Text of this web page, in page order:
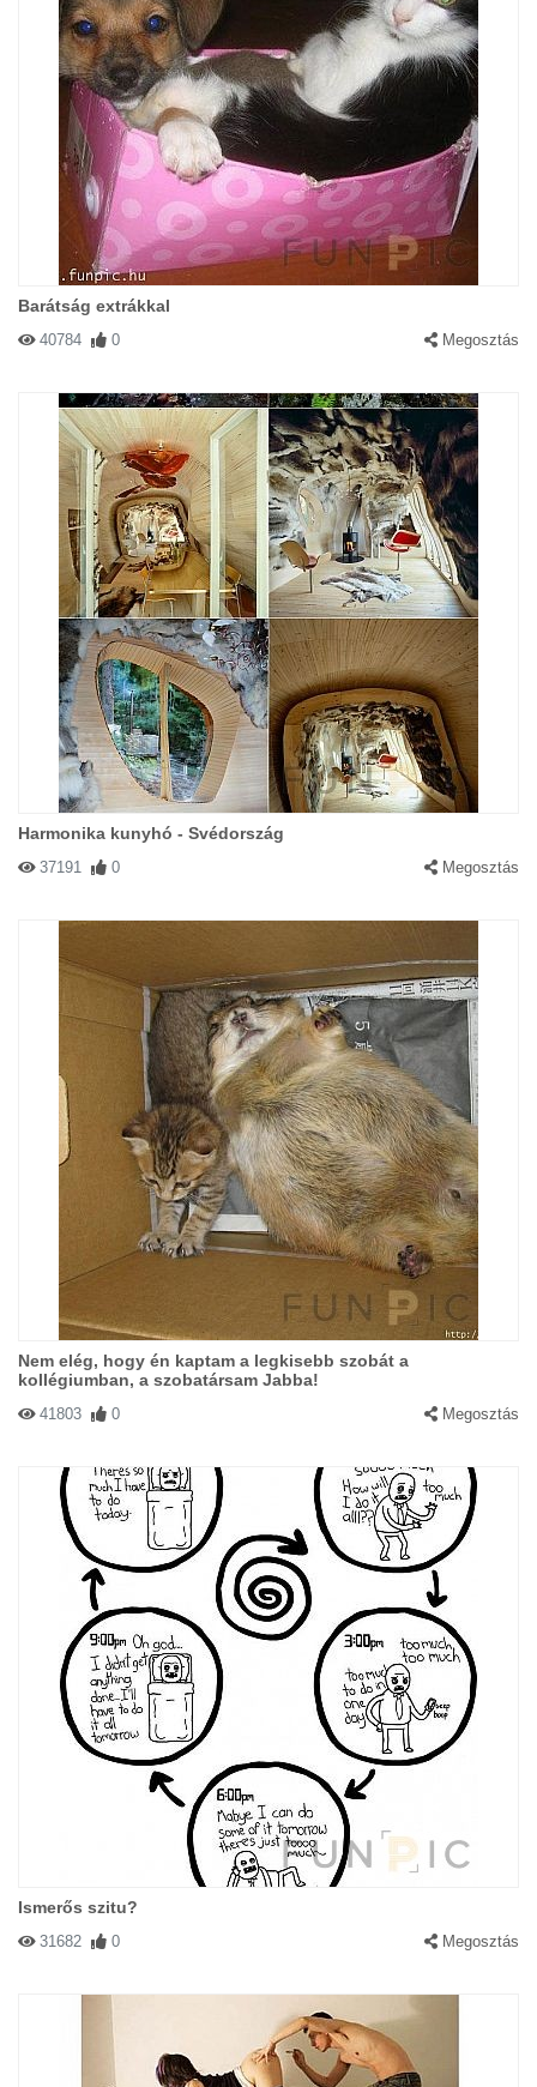
Barátság extrákkal
40784 0 Megosztás
Harmonika kunyhó - Svédország
37191 0 Megosztás
Nem elég, hogy én kaptam a legkisebb szobát a
kollégiumban, a szobatársam Jabba!
41803 0 Megosztás
Ismerős szitu?
31682 0 Megosztás